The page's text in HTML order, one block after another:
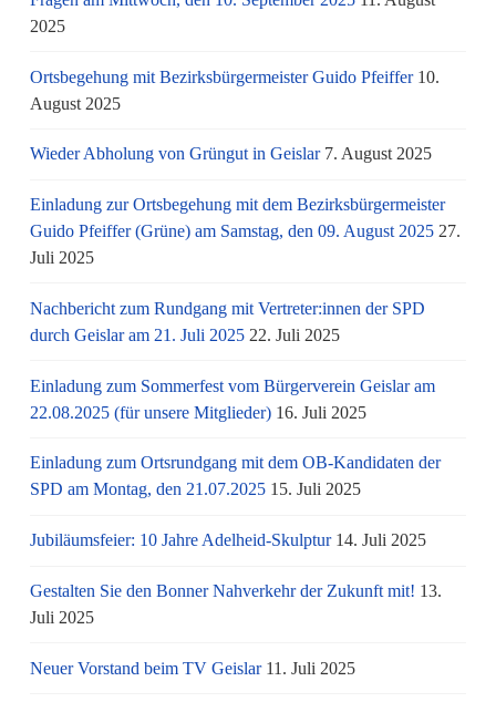
2025
Ortsbegehung mit Bezirksbürgermeister Guido Pfeiffer 10.
August 2025
Wieder Abholung von Grüngut in Geislar 7. August 2025
Einladung zur Ortsbegehung mit dem Bezirksbürgermeister
Guido Pfeiffer (Grüne) am Samstag, den 09. August 2025 27.
Juli 2025
Nachbericht zum Rundgang mit Vertreter:innen der SPD
durch Geislar am 21. Juli 2025 22. Juli 2025
Einladung zum Sommerfest vom Bürgerverein Geislar am
22.08.2025 (für unsere Mitglieder) 16. Juli 2025
Einladung zum Ortsrundgang mit dem OB-Kandidaten der
SPD am Montag, den 21.07.2025 15. Juli 2025
Jubiläumsfeier: 10 Jahre Adelheid-Skulptur 14. Juli 2025
Gestalten Sie den Bonner Nahverkehr der Zukunft mit! 13.
Juli 2025
Neuer Vorstand beim TV Geislar 11. Juli 2025